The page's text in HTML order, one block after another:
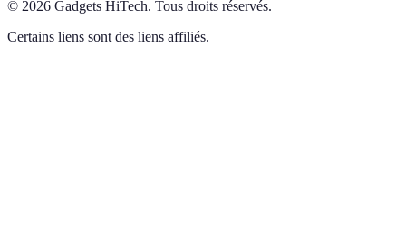
© 2026 Gadgets HiTech. Tous droits réservés.
Certains liens sont des liens affiliés.